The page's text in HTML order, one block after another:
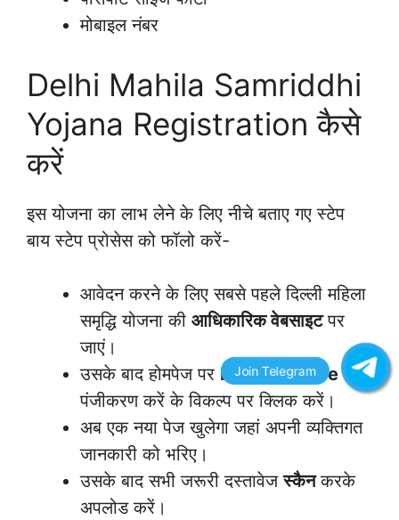
मोबाइल नंबर
Delhi Mahila Samriddhi
Yojana Registration कैसे
करें
इस योजना का लाभ लेने के लिए नीचे बताए गए स्टेप
बाय स्टेप प्रोसेस को फॉलो करें-
आवेदन करने के लिए सबसे पहले दिल्ली महिला
समृद्धि योजना की आधिकारिक वेबसाइटपर
जाएं।
उसके बाद होमपेज पर Register Hereया
पंजीकरण करें के विकल्प पर क्लिक करें।
अब एक नया पेज खुलेगा जहां अपनी व्यक्तिगत
जानकारी को भरिए।
उसके बाद सभी जरूरी दस्तावेजस्कैनकरके
अपलोड करें।